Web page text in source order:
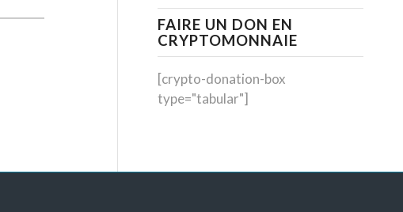
FAIRE UN DON EN
CRYPTOMONNAIE
[crypto-donation-box
type="tabular"]